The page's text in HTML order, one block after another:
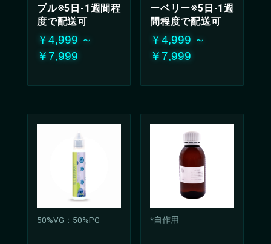
酸っぱさは、どんな
シーンでも楽しんで
わい
プル※5日-1週間程
度で配送可
￥4,999 ～
￥7,999
ーベリー※5日-1週
間程度で配送可
￥4,999 ～
￥7,999
50%VG：50%PG *自作用